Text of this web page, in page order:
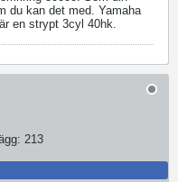
du kan det med. Yamaha
en strypt 3cyl 40hk.
213